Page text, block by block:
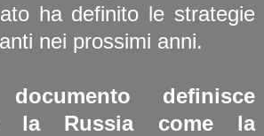
ha definito le strategie
nei prossimi anni.
definisce
la Russia come la